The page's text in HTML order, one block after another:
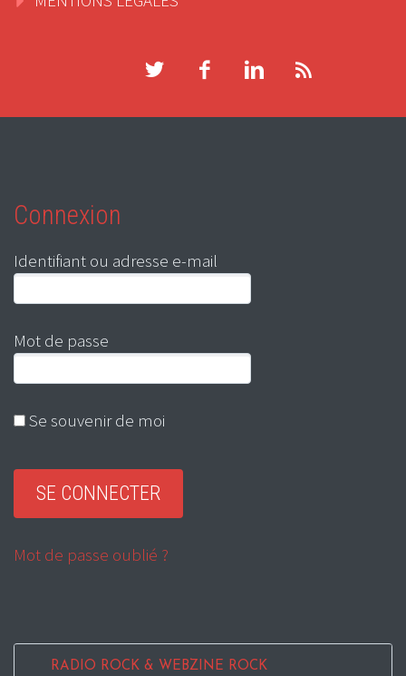
Connexion
Identifiant ou adresse e-mail
Mot de passe
Se souvenir de moi
Mot de passe oublié ?
RADIO ROCK & WEBZINE ROCK